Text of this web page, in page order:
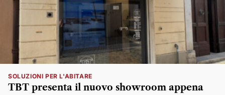
SOLUZIONI PER L'ABITARE
TBT presenta il nuovo showroom appena